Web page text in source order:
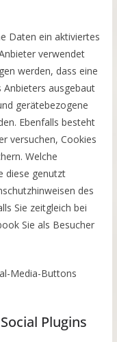
Daten ein aktiviertes
verwendet
werden, dass eine
Anbieters ausgebaut
gerätebezogene
Ebenfalls besteht
versuchen, Cookies
Welche
diese genutzt
des
Sie zeitgleich bei
Sie als Besucher
Media-Buttons
Plugins